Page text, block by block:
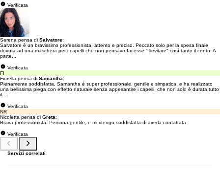
Verificata
Serena pensa di Salvatore:
Salvatore è un bravissimo professionista, attento e preciso. Peccato solo per la spesa finale
dovuta ad una maschera per i capelli che non pensavo facesse " lievitare" così tanto il conto. A
parte...
Verificata
FI
Fiorella pensa di Samantha:
Pienamente soddisfatta, Samantha è super professionale, gentile e simpatica, e ha realizzato
una bellissima piega con effetto naturale senza appesantire i capelli, che non solo è durata tutto
il...
Verificata
NR
Nicoletta pensa di Greta:
Brava professionista. Persona gentile, e mi ritengo soddisfatta di averla contattata
Verificata
Servizi correlati